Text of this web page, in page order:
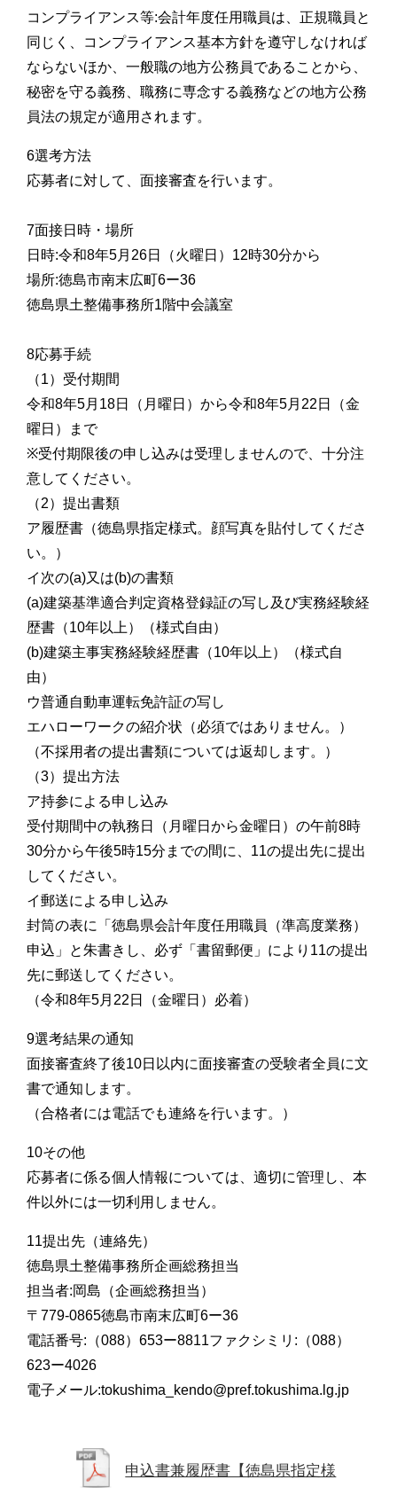
コンプライアンス等:会計年度任用職員は、正規職員と
同じく、コンプライアンス基本方針を遵守しなければ
ならないほか、一般職の地方公務員であることから、
秘密を守る義務、職務に専念する義務などの地方公務
員法の規定が適用されます。
6選考方法
応募者に対して、面接審査を行います。
7面接日時・場所
日時:令和8年5月26日（火曜日）12時30分から
場所:徳島市南末広町6ー36
徳島県土整備事務所1階中会議室
8応募手続
（1）受付期間
令和8年5月18日（月曜日）から令和8年5月22日（金
曜日）まで
※受付期限後の申し込みは受理しませんので、十分注
意してください。
（2）提出書類
ア履歴書（徳島県指定様式。顔写真を貼付してくださ
い。）
イ次の(a)又は(b)の書類
(a)建築基準適合判定資格登録証の写し及び実務経験経
歴書（10年以上）（様式自由）
(b)建築主事実務経験経歴書（10年以上）（様式自
由）
ウ普通自動車運転免許証の写し
エハローワークの紹介状（必須ではありません。）
（不採用者の提出書類については返却します。）
（3）提出方法
ア持参による申し込み
受付期間中の執務日（月曜日から金曜日）の午前8時
30分から午後5時15分までの間に、11の提出先に提出
してください。
イ郵送による申し込み
封筒の表に「徳島県会計年度任用職員（準高度業務）
申込」と朱書きし、必ず「書留郵便」により11の提出
先に郵送してください。
（令和8年5月22日（金曜日）必着）
9選考結果の通知
面接審査終了後10日以内に面接審査の受験者全員に文
書で通知します。
（合格者には電話でも連絡を行います。）
10その他
応募者に係る個人情報については、適切に管理し、本
件以外には一切利用しません。
11提出先（連絡先）
徳島県土整備事務所企画総務担当
担当者:岡島（企画総務担当）
〒779-0865徳島市南末広町6ー36
電話番号:（088）653ー8811ファクシミリ:（088）
623ー4026
電子メール:tokushima_kendo@pref.tokushima.lg.jp
申込書兼履歴書【徳島県指定様